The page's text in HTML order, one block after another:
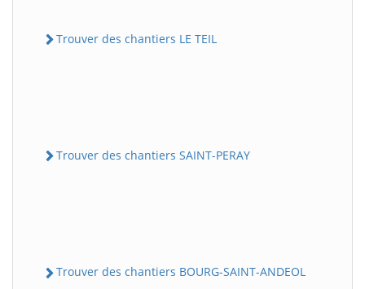
Trouver des chantiers LE TEIL
Trouver des chantiers SAINT-PERAY
Trouver des chantiers BOURG-SAINT-ANDEOL